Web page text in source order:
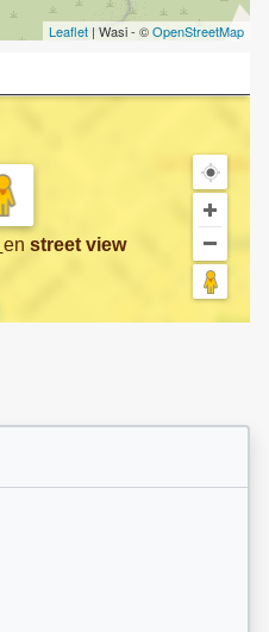
Leaflet | Wasi - ©OpenStreetMap
en street view